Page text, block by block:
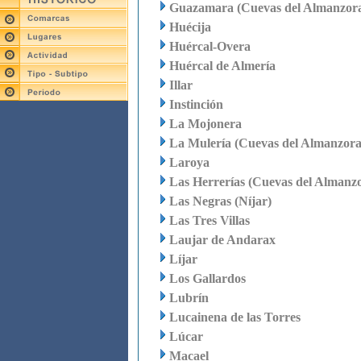
Guazamara (Cuevas del
Huécija
Huércal-Overa
Huércal de Almería
Illar
Instinción
La Mojonera
La Mulería (Cuevas del
Laroya
Las Herrerías (Cuevas del
Las Negras (Níjar)
Las Tres Villas
Laujar de Andarax
Líjar
Los Gallardos
Lubrín
Lucainena de las Torres
Lúcar
Macael